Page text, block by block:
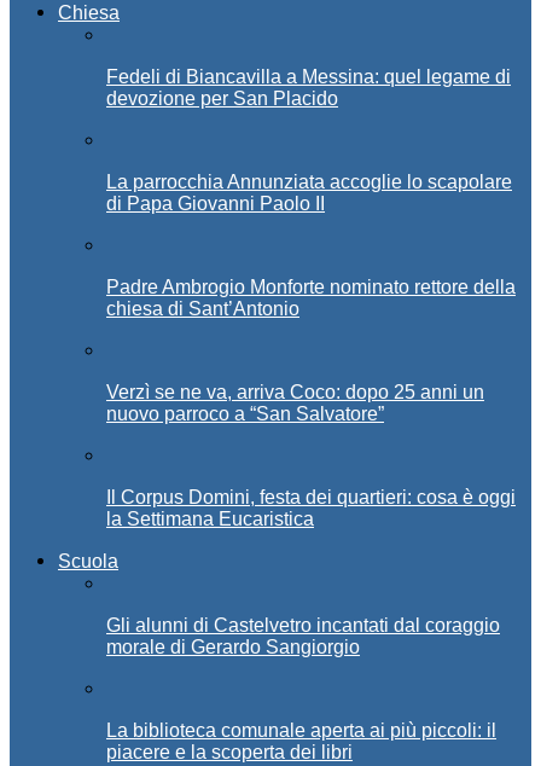
Chiesa
Fedeli di Biancavilla a Messina: quel legame di
devozione per San Placido
La parrocchia Annunziata accoglie lo scapolare
di Papa Giovanni Paolo II
Padre Ambrogio Monforte nominato rettore della
chiesa di Sant’Antonio
Verzì se ne va, arriva Coco: dopo 25 anni un
nuovo parroco a “San Salvatore”
Il Corpus Domini, festa dei quartieri: cosa è oggi
la Settimana Eucaristica
Scuola
Gli alunni di Castelvetro incantati dal coraggio
morale di Gerardo Sangiorgio
La biblioteca comunale aperta ai più piccoli: il
piacere e la scoperta dei libri